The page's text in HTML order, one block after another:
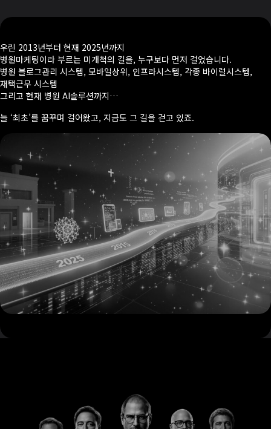
우린 2013년부터 현재 2025년까지
병원마케팅이라 부르는 미개척의 길을, 누구보다 먼저 걸었습니다.
병원 블로그관리 시스템, 모바일상위, 인프라시스템, 각종 바이럴시스템,
재택근무 시스템
그리고 현재 병원 AI솔루션까지…
늘 ‘최초’를 꿈꾸며 걸어왔고, 지금도 그 길을 걷고 있죠.